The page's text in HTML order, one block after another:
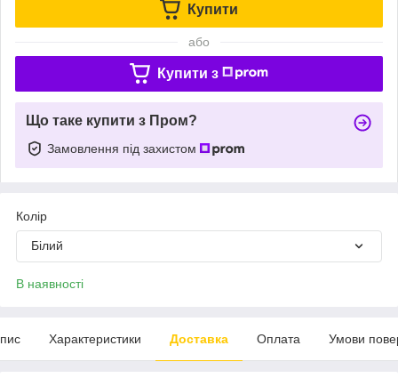
Купити
або
Купити з
Що таке купити з Пром?
Замовлення під захистом
Колір
Білий
В наявності
Характеристики Доставка Оплата Умови